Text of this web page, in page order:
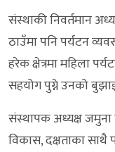
संस्थाकी निवर्तमान
ठाउँमा पनि पर्यटन
हरेक क्षेत्रमा महिला
सहयोग पुग्ने उनको
संस्थापक अध्यक्ष जमुना
विकास, दक्षताका साथै